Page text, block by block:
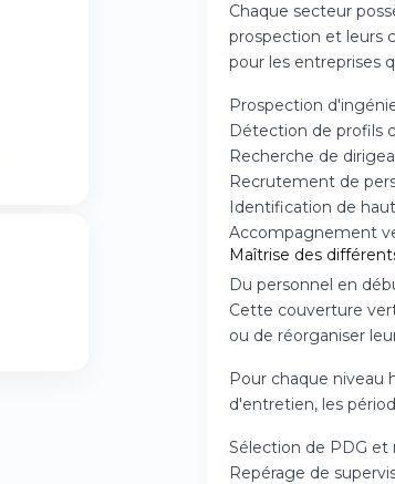
Chaque secteur
prospection et leurs
pour les entreprises
Prospection
Détection de profils
Recherche de
Recrutement de
Identification de
Accompagnement
Maîtrise des
Du personnel en
Cette couverture
ou de réorganiser
Pour chaque niveau
d'entretien, les
Sélection de PDG
Repérage de